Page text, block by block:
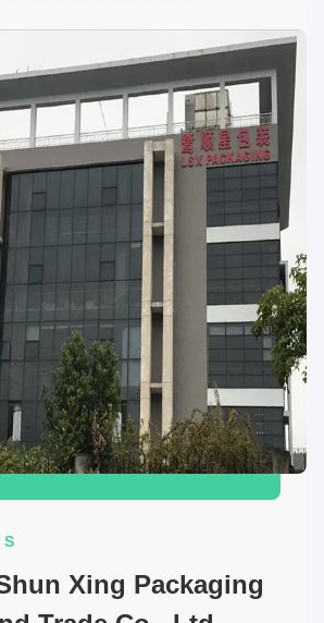
Xing Packaging